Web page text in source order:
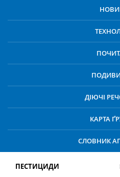
ДІЮЧІ
КАРТА
СЛОВНИК
ПЕСТИЦИДИ